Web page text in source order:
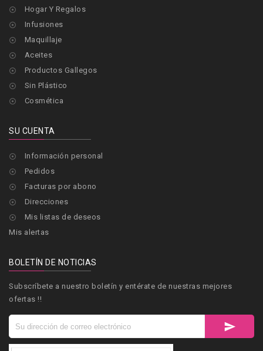
 Hogar Y Regalos
 Infusiones
 Maquillaje
 Aceites
 Productos Gallegos
 Sin Plástico
 Cosmética
SU CUENTA
 Información personal
 Pedidos
 Facturas por abono
 Direcciones

Mis listas de deseos
Mis alertas
BOLETÍN DE NOTICIAS
Subscríbete a nuestro boletín y entérate de nuestras mejores
ofertas !!
